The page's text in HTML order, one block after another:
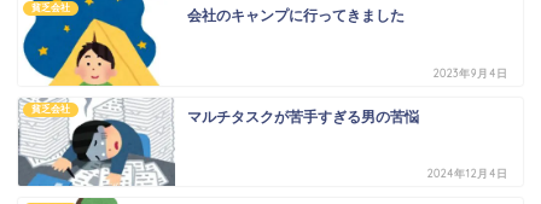
貧乏会社 会社のキャンプに行ってきました
2023年9月4日
貧乏会社 マルチタスクが苦手すぎる男の苦悩
2024年12月4日